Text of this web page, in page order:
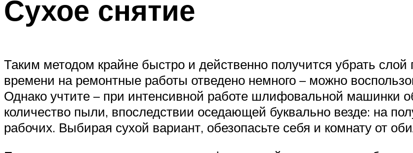
Сухое снятие
Таким методом крайне быстро и действенно получится убрать слой
времени на ремонтные работы отведено немного – можно
Однако учтите – при интенсивной работе шлифовальной машинки
количество пыли, впоследствии оседающей буквально везде: на
рабочих. Выбирая сухой вариант, обезопасьте себя и комнату от